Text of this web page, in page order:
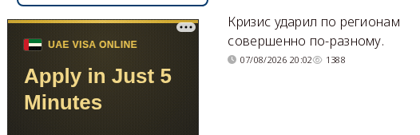
Кризис ударил по регионам
совершенно по-разному.
07/08/2026 20:02 1388